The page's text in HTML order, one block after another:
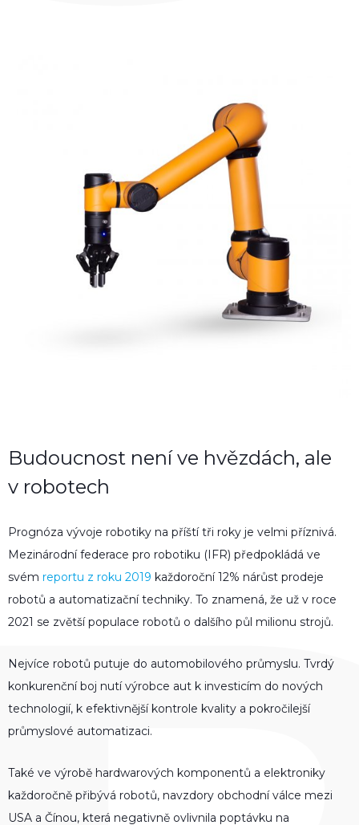
Budoucnost není ve hvězdách, ale
v robotech
Prognóza vývoje robotiky na příští tři roky je velmi příznivá.
Mezinárodní federace pro robotiku (IFR) předpokládá ve
svém reportu z roku 2019 každoroční 12% nárůst prodeje
robotů a automatizační techniky. To znamená, že už v roce
2021 se zvětší populace robotů o dalšího půl milionu strojů.
Nejvíce robotů putuje do automobilového průmyslu. Tvrdý
konkurenční boj nutí výrobce aut k investicím do nových
technologií, k efektivnější kontrole kvality a pokročilejší
průmyslové automatizaci.
Také ve výrobě hardwarových komponentů a elektroniky
každoročně přibývá robotů, navzdory obchodní válce mezi
USA a Čínou, která negativně ovlivnila poptávku na